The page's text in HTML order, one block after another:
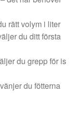
rätt volym i liter
du ditt första
du grepp för is
du fötterna